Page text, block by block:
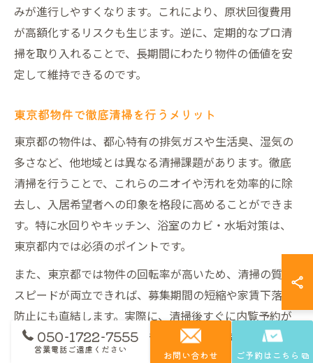
みが進行しやすくなります。これにより、原状回復費用
が高額化するリスクも生じます。逆に、定期的なプロ清
掃を取り入れることで、長期間にわたり物件の価値を安
定して維持できるのです。
東京都物件で徹底清掃を行うメリット
東京都の物件は、都心特有の排気ガスや生活臭、湿気の
多さなど、他地域とは異なる清掃課題があります。徹底
清掃を行うことで、これらのニオイや汚れを効率的に除
去し、入居希望者への印象を格段に高めることができま
す。特に水回りやキッチン、浴室のカビ・水垢対策は、
東京都内では必須のポイントです。
また、東京都では物件の回転率が高いため、清掃の質と
スピードが両立できれば、募集期間の短縮や家賃下落の
防止にも直結します。実際に、清掃後すぐに内覧予約が
入りやすくなったという声や、トラブルが減ったという
不動産管理会社の事例も多く見られます。
050-1722-7555
営業電話ご遠慮ください お問い合わせ ご予約はこちら